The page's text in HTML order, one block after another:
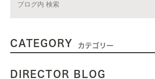
CATEGORY カテゴリー
DIRECTOR BLOG